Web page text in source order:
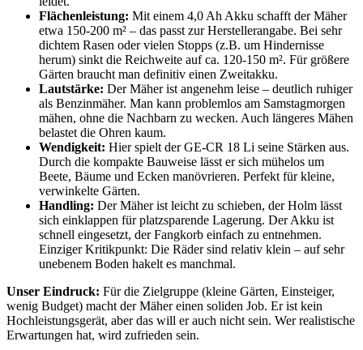
Flächenleistung: Mit einem 4,0 Ah Akku schafft der Mäher
etwa 150-200 m² – das passt zur Herstellerangabe. Bei sehr
dichtem Rasen oder vielen Stopps (z.B. um Hindernisse
herum) sinkt die Reichweite auf ca. 120-150 m². Für größere
Gärten braucht man definitiv einen Zweitakku.
Lautstärke: Der Mäher ist angenehm leise – deutlich ruhiger
als Benzinmäher. Man kann problemlos am Samstagmorgen
mähen, ohne die Nachbarn zu wecken. Auch längeres Mähen
belastet die Ohren kaum.
Wendigkeit: Hier spielt der GE-CR 18 Li seine Stärken aus.
Durch die kompakte Bauweise lässt er sich mühelos um
Beete, Bäume und Ecken manövrieren. Perfekt für kleine,
verwinkelte Gärten.
Handling: Der Mäher ist leicht zu schieben, der Holm lässt
sich einklappen für platzsparende Lagerung. Der Akku ist
schnell eingesetzt, der Fangkorb einfach zu entnehmen.
Einziger Kritikpunkt: Die Räder sind relativ klein – auf sehr
unebenem Boden hakelt es manchmal.
Unser Eindruck: Für die Zielgruppe (kleine Gärten, Einsteiger,
wenig Budget) macht der Mäher einen soliden Job. Er ist kein
Hochleistungsgerät, aber das will er auch nicht sein. Wer realistische
Erwartungen hat, wird zufrieden sein.